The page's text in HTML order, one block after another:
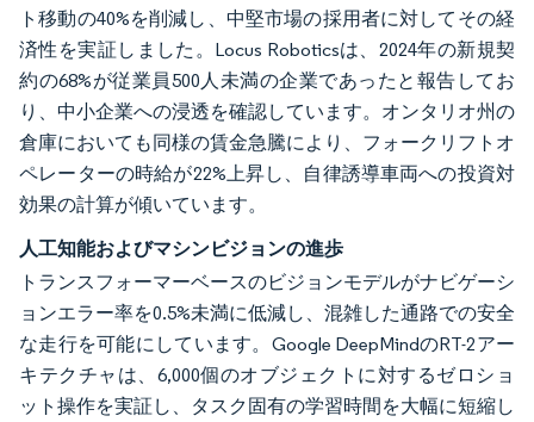
ト移動の40%を削減し、中堅市場の採用者に対してその経
済性を実証しました。Locus Roboticsは、2024年の新規契
約の68%が従業員500人未満の企業であったと報告してお
り、中小企業への浸透を確認しています。オンタリオ州の
倉庫においても同様の賃金急騰により、フォークリフトオ
ペレーターの時給が22%上昇し、自律誘導車両への投資対
効果の計算が傾いています。
人工知能およびマシンビジョンの進歩
トランスフォーマーベースのビジョンモデルがナビゲーシ
ョンエラー率を0.5%未満に低減し、混雑した通路での安全
な走行を可能にしています。Google DeepMindのRT-2アー
キテクチャは、6,000個のオブジェクトに対するゼロショ
ット操作を実証し、タスク固有の学習時間を大幅に短縮し